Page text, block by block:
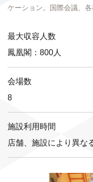
ケーション。国際会議、
最大収容人数
鳳凰閣：800人
会場数
8
施設利用時間
店舗、施設により異な